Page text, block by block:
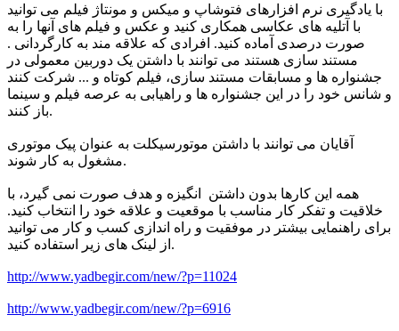
با یادگیری نرم افزارهای فتوشاپ و میکس و مونتاژ فیلم می توانید
با آتلیه های عکاسی همکاری کنید و عکس و فیلم های آنها را به
صورت درصدی آماده کنید. افرادی که علاقه مند به کارگردانی .
مستند سازی هستند می توانند با داشتن یک دوربین معمولی در
جشنواره ها و مسابقات مستند سازی، فیلم کوتاه و ... شرکت کنند
و شانس خود را در این جشنواره ها و راهیابی به عرصه فیلم و سینما
باز کنند.
آقایان می توانند با داشتن موتورسیکلت به عنوان پیک موتوری
مشغول به کار شوند.
همه این کارها بدون داشتن انگیزه و هدف صورت نمی گیرد، با
خلاقیت و تفکر کار مناسب با موقعیت و علاقه خود را انتخاب کنید.
برای راهنمایی بیشتر در موفقیت و راه اندازی کسب و کار می توانید
از لینک های زیر استفاده کنید.
http://www.yadbegir.com/new/?p=11024
http://www.yadbegir.com/new/?p=6916